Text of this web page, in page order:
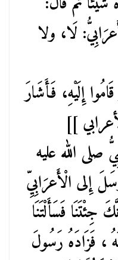
لَا، ولا
إِلَيْهِ، فَأَشَارَ
]]
صلى الله عليه
إِلى الْأَعرَابِيِّ
جِئْتَنَا فَسَأَلْتَنَا
، فَزَادَهُ رَسُولَ